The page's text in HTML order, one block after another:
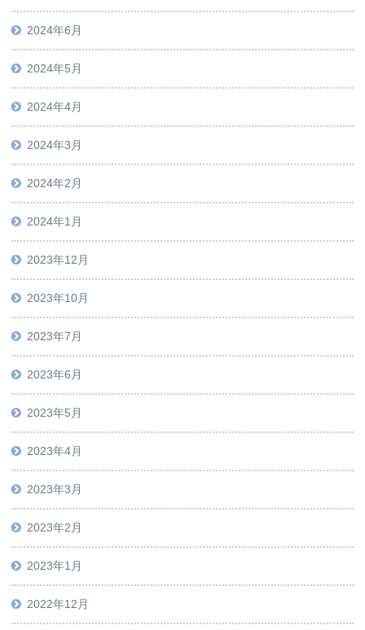
2024年6月
2024年5月
2024年4月
2024年3月
2024年2月
2024年1月
2023年12月
2023年10月
2023年7月
2023年6月
2023年5月
2023年4月
2023年3月
2023年2月
2023年1月
2022年12月